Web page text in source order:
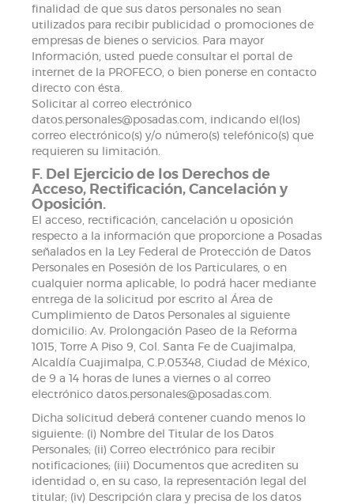
finalidad de que sus datos personales no sean
utilizados para recibir publicidad o promociones de
empresas de bienes o servicios. Para mayor
Información, usted puede consultar el portal de
internet de la PROFECO, o bien ponerse en contacto
directo con ésta.
Solicitar al correo electrónico
datos.personales@posadas.com, indicando el(los)
correo electrónico(s) y/o número(s) telefónico(s) que
requieren su limitación.
F. Del Ejercicio de los Derechos de
Acceso, Rectificación, Cancelación y
Oposición.
El acceso, rectificación, cancelación u oposición
respecto a la información que proporcione a Posadas
señalados en la Ley Federal de Protección de Datos
Personales en Posesión de los Particulares, o en
cualquier norma aplicable, lo podrá hacer mediante
entrega de la solicitud por escrito al Área de
Cumplimiento de Datos Personales al siguiente
domicilio: Av. Prolongación Paseo de la Reforma
1015, Torre A Piso 9, Col. Santa Fe de Cuajimalpa,
Alcaldía Cuajimalpa, C.P.05348, Ciudad de México,
de 9 a 14 horas de lunes a viernes o al correo
electrónico datos.personales@posadas.com.
Dicha solicitud deberá contener cuando menos lo
siguiente: (i) Nombre del Titular de los Datos
Personales; (ii) Correo electrónico para recibir
notificaciones; (iii) Documentos que acrediten su
identidad o, en su caso, la representación legal del
titular; (iv) Descripción clara y precisa de los datos